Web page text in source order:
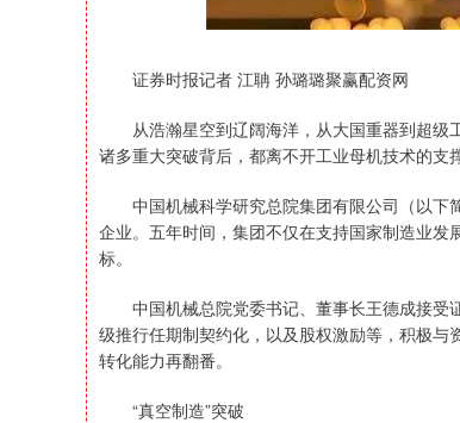
证券时报记者 江聃 孙璐璐聚赢配资网
从浩瀚星空到辽阔海洋，从大国重器到超级
诸多重大突破背后，都离不开工业母机技术的支撑
中国机械科学研究总院集团有限公司（以下
企业。五年时间，集团不仅在支持国家制造业发
标。
中国机械总院党委书记、董事长王德成接受
级推行任期制契约化，以及股权激励等，积极
转化能力再翻番。
“真空制造”突破